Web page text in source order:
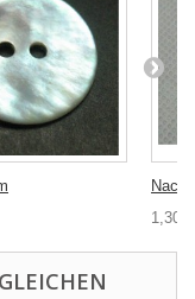
1,30 €